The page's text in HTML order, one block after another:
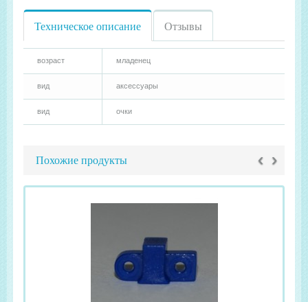
Техническое описание Отзывы
возраст младенец
вид аксессуары
вид очки
Похожие продукты ‹ ›